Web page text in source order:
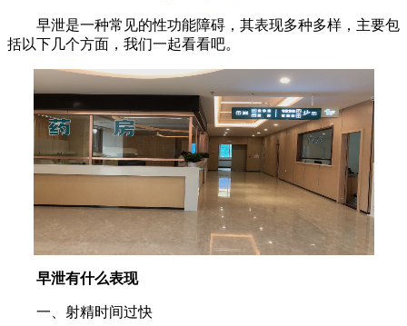
早泄是一种常见的性功能障碍，其表现多种多样，主要包
括以下几个方面，我们一起看看吧。
早泄有什么表现
一、射精时间过快